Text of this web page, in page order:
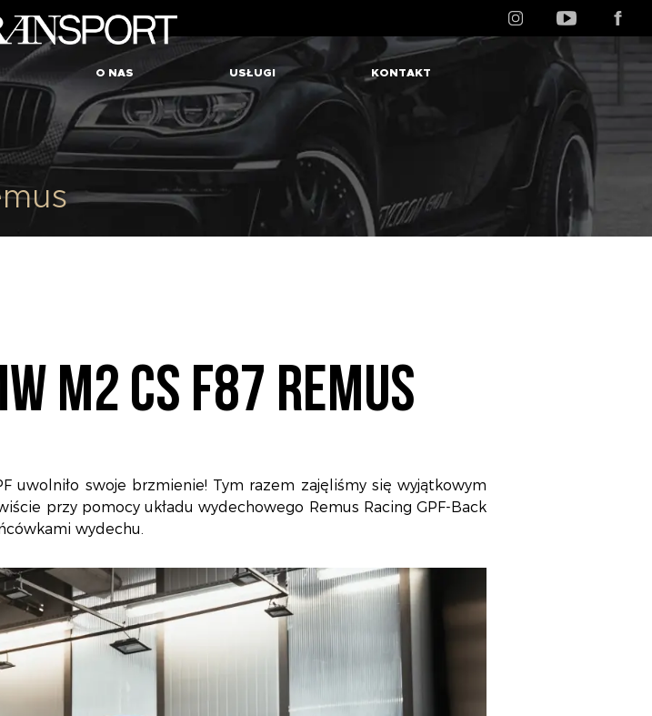
O NAS USŁUGI KONTAKT
M2 CS F87 REMUS
uwolniło swoje brzmienie! Tym razem zajęliśmy się wyjątkowym
przy pomocy układu wydechowego Remus Racing GPF-Back
wydechu.